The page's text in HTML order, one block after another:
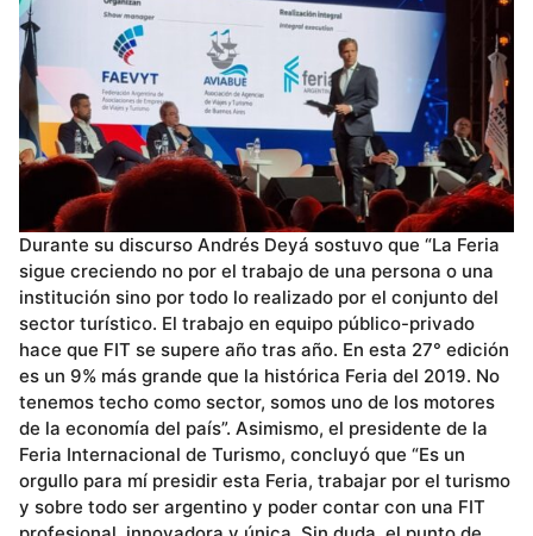
Durante su discurso Andrés Deyá sostuvo que “La Feria
sigue creciendo no por el trabajo de una persona o una
institución sino por todo lo realizado por el conjunto del
sector turístico. El trabajo en equipo público-privado
hace que FIT se supere año tras año. En esta 27° edición
es un 9% más grande que la histórica Feria del 2019. No
tenemos techo como sector, somos uno de los motores
de la economía del país”. Asimismo, el presidente de la
Feria Internacional de Turismo, concluyó que “Es un
orgullo para mí presidir esta Feria, trabajar por el turismo
y sobre todo ser argentino y poder contar con una FIT